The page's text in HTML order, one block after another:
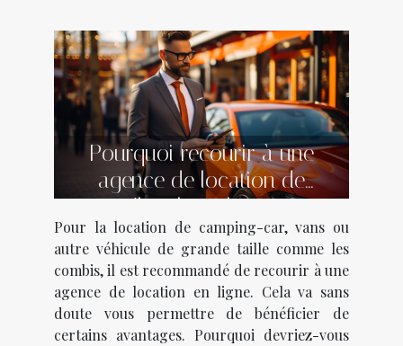
Pourquoi recourir à une
agence de location de
véhicule en ligne ?
Pour la location de camping-car, vans ou
autre véhicule de grande taille comme les
combis, il est recommandé de recourir à une
agence de location en ligne. Cela va sans
doute vous permettre de bénéficier de
certains avantages. Pourquoi devriez-vous